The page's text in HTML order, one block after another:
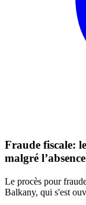
Fraude fiscale:
malgré
Le procès pour
Balkany, qui s'est